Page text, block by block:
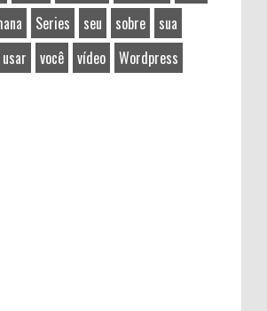
Series seu sobre
sua
usar você vídeo
Wordpress